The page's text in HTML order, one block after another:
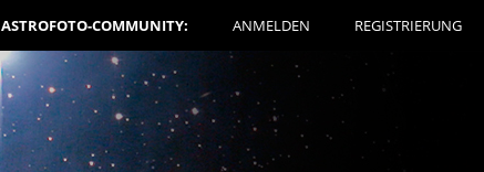
ASTROFOTO-COMMUNITY: ANMELDEN REGISTRIERUNG